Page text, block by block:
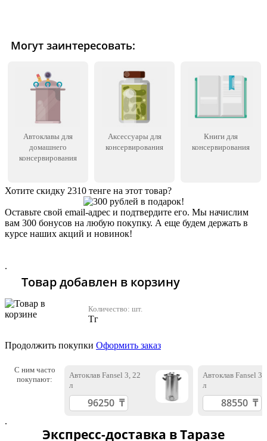
Могут заинтересовать:
Автоклавы для
домашнего
консервирования
Аксессуары для
консервирования
Книги для
консервирования
Хотите скидку 2310 тенге на этот товар?
Оставьте свой email-адрес и подтвердите его. Мы начислим
вам 300 бонусов на любую покупку. А еще будем держать в
курсе наших акций и новинок!
.
Товар добавлен в корзину
Количество: шт.
Тг
Продолжить покупки Оформить заказ
С ним часто
покупают:
Автоклав Fansel 3, 22
л
Автоклав Fansel 3,
л
.
Экспресс-доставка в Таразе